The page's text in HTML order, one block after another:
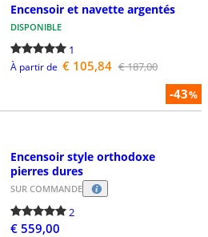
-43%
Encensoir et navette argentés
DISPONIBLE
1
À partir de € 105,84 € 187,00
Encensoir style orthodoxe
pierres dures
SUR COMMANDE
2
€ 559,00